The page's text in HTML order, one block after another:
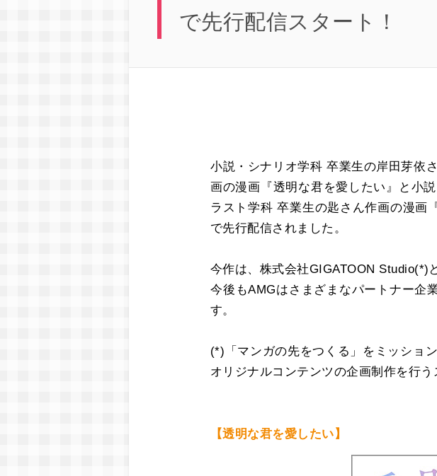
で先行配信スタート！
小説・シナリオ学科 卒業生の岸田芽依
画の漫画『透明な君を愛したい』と小
ラスト学科 卒業生の匙さん作画の漫画
で先行配信されました。
今作は、株式会社GIGATOON Studio(*)
今後もAMGはさまざまなパートナー企
す。
(*)「マンガの先をつくる」をミッショ
オリジナルコンテンツの企画制作を行う
【透明な君を愛したい】